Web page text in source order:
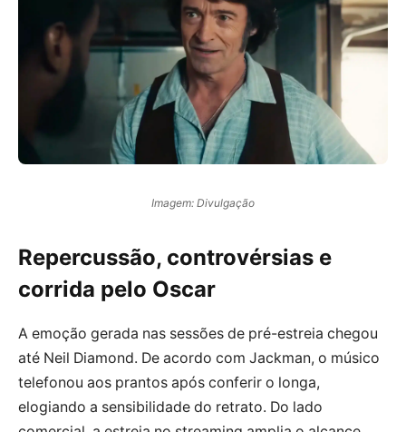
Imagem: Divulgação
Repercussão, controvérsias e
corrida pelo Oscar
A emoção gerada nas sessões de pré-estreia chegou
até Neil Diamond. De acordo com Jackman, o músico
telefonou aos prantos após conferir o longa,
elogiando a sensibilidade do retrato. Do lado